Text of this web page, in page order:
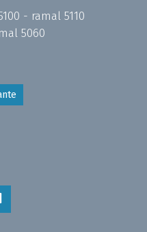
- ramal 5110
5060